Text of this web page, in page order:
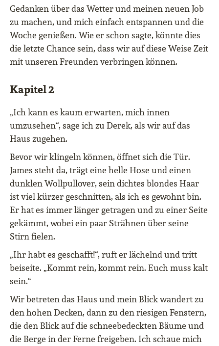
Gedanken über das Wetter und meinen neuen Job
zu machen, und mich einfach entspannen und die
Woche genießen. Wie er schon sagte, könnte dies
die letzte Chance sein, dass wir auf diese Weise Zeit
mit unseren Freunden verbringen können.
Kapitel 2
„Ich kann es kaum erwarten, mich innen
umzusehen“, sage ich zu Derek, als wir auf das
Haus zugehen.
Bevor wir klingeln können, öffnet sich die Tür.
James steht da, trägt eine helle Hose und einen
dunklen Wollpullover, sein dichtes blondes Haar
ist viel kürzer geschnitten, als ich es gewohnt bin.
Er hat es immer länger getragen und zu einer Seite
gekämmt, wobei ein paar Strähnen über seine
Stirn fielen.
„Ihr habt es geschafft!“, ruft er lächelnd und tritt
beiseite. „Kommt rein, kommt rein. Euch muss kalt
sein.“
Wir betreten das Haus und mein Blick wandert zu
den hohen Decken, dann zu den riesigen Fenstern,
die den Blick auf die schneebedeckten Bäume und
die Berge in der Ferne freigeben. Ich schaue mich